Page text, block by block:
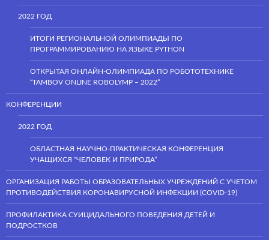
2022 ГОД
ИТОГИ РЕГИОНАЛЬНОЙ ОЛИМПИАДЫ ПО
ПРОГРАММИРОВАНИЮ НА ЯЗЫКЕ PYTHON
ОТКРЫТАЯ ОНЛАЙН-ОЛИМПИАДА ПО РОБОТОТЕХНИКЕ
“TAMBOV ONLINE ROBOLYMP – 2022”
КОНФЕРЕНЦИИ
2022 ГОД
ОБЛАСТНАЯ НАУЧНО-ПРАКТИЧЕСКАЯ КОНФЕРЕНЦИЯ
УЧАЩИХСЯ “ЧЕЛОВЕК И ПРИРОДА”
ОРГАНИЗАЦИЯ РАБОТЫ ОБРАЗОВАТЕЛЬНЫХ УЧРЕЖДЕНИЙ С УЧЕТОМ
ПРОТИВОДЕЙСТВИЯ КОРОНАВИРУСНОЙ ИНФЕКЦИИ (COVID-19)
ПРОФИЛАКТИКА СУИЦИДАЛЬНОГО ПОВЕДЕНИЯ ДЕТЕЙ И
ПОДРОСТКОВ